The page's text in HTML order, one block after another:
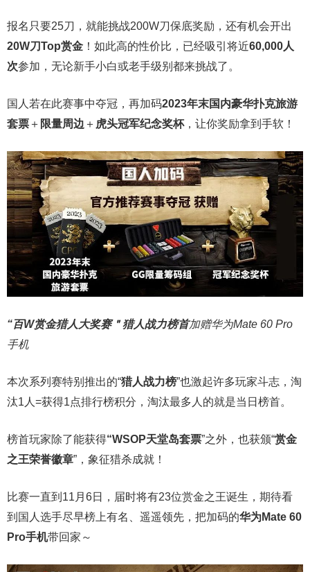
报名只要25刀，就能挑战200W刀保底奖励，还有机会开出
20W刀Top赏金 ！如此高的性价比，已经吸引将近60,000人
次参加，无论新手小白或老手级别都来挑战了。
国人若在此赛事中夺冠，再加码2023年末国内豪华扑克旅游
套票 ＋ 限量周边 ＋ 虎头冠军纪念奖杯，让你奖励拿到手软！
“百W赏金猎人大奖赛＂猎人战力榜首加赠华为Mate 60 Pro
手机
本次系列赛特别推出的“猎人战力榜”也激起许多玩家斗志，淘
汰1人=获得1点排行榜积分，淘汰最多人的就是当日榜首。
榜首玩家除了能获得“WSOP天堂岛套票”之外，也获颁“赏金
之王荣誉徽章”，象征猎杀成就！
比赛一直到11月6日，届时将有23位赏金之王诞生，期待看
到国人选手尽早榜上有名、遥遥领先，把加码的华为Mate 60
Pro手机带回家～